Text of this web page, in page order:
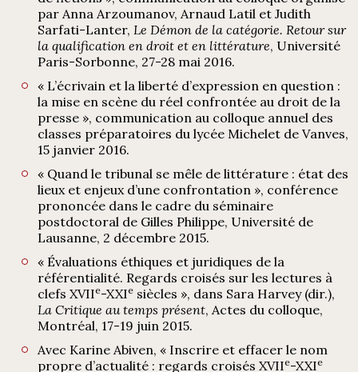
par Anna Arzoumanov, Arnaud Latil et Judith
Sarfati-Lanter, Le Démon de la catégorie. Retour sur
la qualification en droit et en littérature, Université
Paris-Sorbonne, 27-28 mai 2016.
« L’écrivain et la liberté d’expression en question :
la mise en scène du réel confrontée au droit de la
presse », communication au colloque annuel des
classes préparatoires du lycée Michelet de Vanves,
15 janvier 2016.
« Quand le tribunal se mêle de littérature : état des
lieux et enjeux d’une confrontation », conférence
prononcée dans le cadre du séminaire
postdoctoral de Gilles Philippe, Université de
Lausanne, 2 décembre 2015.
« Évaluations éthiques et juridiques de la
référentialité. Regards croisés sur les lectures à
clefs XVIIe-XXIesiècles », dans Sara Harvey (dir.),
La Critique au temps présent, Actes du colloque,
Montréal, 17-19 juin 2015.
Avec Karine Abiven, « Inscrire et effacer le nom
propre d’actualité : regards croisés XVIIe-XXIe